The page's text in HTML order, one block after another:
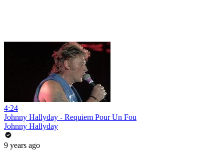
4:24
Johnny Hallyday - Requiem Pour Un Fou
Johnny Hallyday
9 years ago